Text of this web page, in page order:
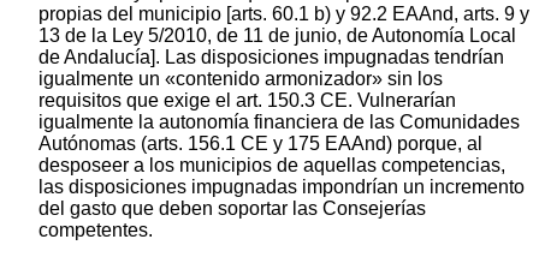
propias del municipio [arts. 60.1 b) y 92.2 EAAnd, arts. 9 y
13 de la Ley 5/2010, de 11 de junio, de Autonomía Local
de Andalucía]. Las disposiciones impugnadas tendrían
igualmente un «contenido armonizador» sin los
requisitos que exige el art. 150.3 CE. Vulnerarían
igualmente la autonomía financiera de las Comunidades
Autónomas (arts. 156.1 CE y 175 EAAnd) porque, al
desposeer a los municipios de aquellas competencias,
las disposiciones impugnadas impondrían un incremento
del gasto que deben soportar las Consejerías
competentes.